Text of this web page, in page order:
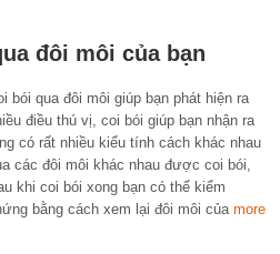
đôi môi của bạn
bói qua đôi môi giúp bạn phát hiện ra
điều thú vị, coi bói giúp bạn nhận ra
có rất nhiều kiểu tính cách khác nhau
các đôi môi khác nhau được coi bói,
khi coi bói xong bạn có thể kiểm
bằng cách xem lại đôi môi của more